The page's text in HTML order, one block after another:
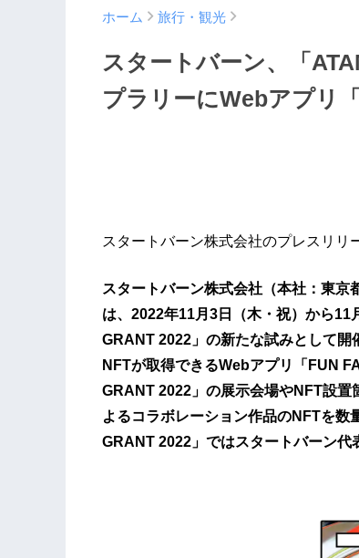
ホーム 旅行・観光
スタートバーン、「
プラリーにWebアプリ
スタートバーン株式会社のプレスリリ
スタートバーン株式会社（本社：東京
は、2022年11月3日（木・祝）から
GRANT 2022」の新たな試みとして開
NFTが取得できるWebアプリ「FUN
GRANT 2022」の展示会場やNFT設置
よるコラボレーション作品のNFTを
GRANT 2022」ではスタートバーン代